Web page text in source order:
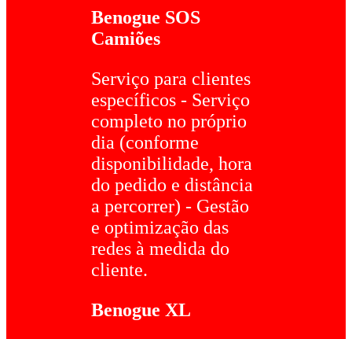
Benogue SOS
Camiões
Serviço para clientes
específicos - Serviço
completo no próprio
dia (conforme
disponibilidade, hora
do pedido e distância
a percorrer) - Gestão
e optimização das
redes à medida do
cliente.
Benogue XL